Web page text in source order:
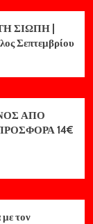
ΣΙΩΠΗ |
Σεπτεμβρίου
ΑΠΟ
14€
τον